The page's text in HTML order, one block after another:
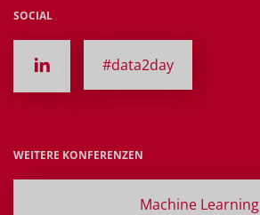
SOCIAL
#data2day
WEITERE KONFERENZEN
Machine Learning